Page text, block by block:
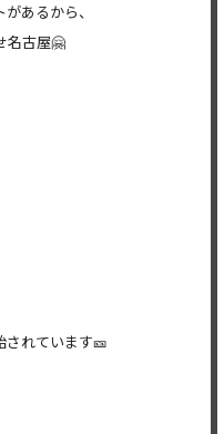
あるから、
名古屋🤗
されています🎫